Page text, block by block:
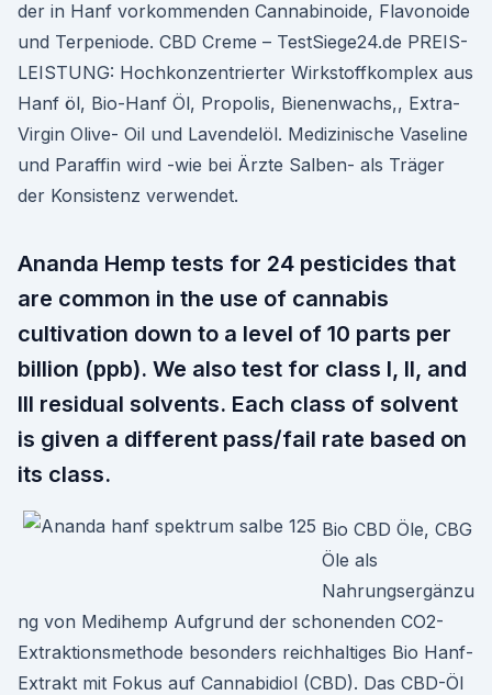
der in Hanf vorkommenden Cannabinoide, Flavonoide
und Terpeniode. CBD Creme – TestSiege24.de PREIS-
LEISTUNG: Hochkonzentrierter Wirkstoffkomplex aus
Hanf öl, Bio-Hanf Öl, Propolis, Bienenwachs,, Extra-
Virgin Olive- Oil und Lavendelöl. Medizinische Vaseline
und Paraffin wird -wie bei Ärzte Salben- als Träger
der Konsistenz verwendet.
Ananda Hemp tests for 24 pesticides that
are common in the use of cannabis
cultivation down to a level of 10 parts per
billion (ppb). We also test for class I, II, and
III residual solvents. Each class of solvent
is given a different pass/fail rate based on
its class.
Bio CBD Öle, CBG
Öle als
Nahrungsergänzu
ng von Medihemp Aufgrund der schonenden CO2-
Extraktionsmethode besonders reichhaltiges Bio Hanf-
Extrakt mit Fokus auf Cannabidiol (CBD). Das CBD-Öl